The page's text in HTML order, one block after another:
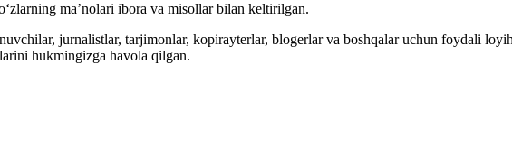
ma’nolari ibora va misollar bilan keltirilgan.
jurnalistlar, tarjimonlar, kopirayterlar, blogerlar va boshqalar uchun foydali
hukmingizga havola qilgan.